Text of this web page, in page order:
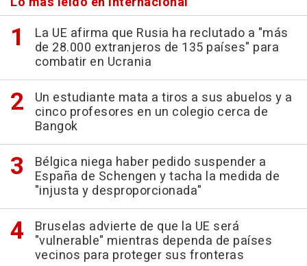
La UE afirma que Rusia ha reclutado a "más
de 28.000 extranjeros de 135 países" para
combatir en Ucrania
Un estudiante mata a tiros a sus abuelos y a
cinco profesores en un colegio cerca de
Bangok
Bélgica niega haber pedido suspender a
España de Schengen y tacha la medida de
"injusta y desproporcionada"
Bruselas advierte de que la UE será
"vulnerable" mientras dependa de países
vecinos para proteger sus fronteras